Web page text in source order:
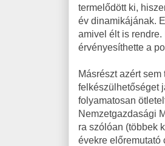
termelődött ki,
év dinamikájának.
amivel élt is
érvényesíthette a
Másrészt azért
felkészülhetőséget
folyamatosan
Nemzetgazdasági
ra szólóan (többek
évekre előremutató